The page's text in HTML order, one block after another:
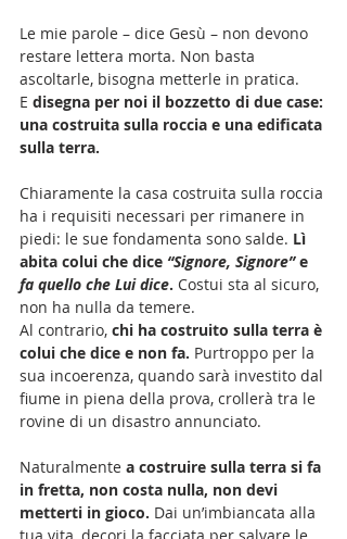
Le mie parole – dice Gesù – non devono
restare lettera morta. Non basta
ascoltarle, bisogna metterle in pratica.
E disegna per noi il bozzetto di due case:
una costruita sulla roccia e una edificata
sulla terra.
Chiaramente la casa costruita sulla roccia
ha i requisiti necessari per rimanere in
piedi: le sue fondamenta sono salde. Lì
abita colui che dice “Signore, Signore” e
fa quello che Lui dice. Costui sta al sicuro,
non ha nulla da temere.
Al contrario, chi ha costruito sulla terra è
colui che dice e non fa. Purtroppo per la
sua incoerenza, quando sarà investito dal
fiume in piena della prova, crollerà tra le
rovine di un disastro annunciato.
Naturalmente a costruire sulla terra si fa
in fretta, non costa nulla, non devi
metterti in gioco. Dai un’imbiancata alla